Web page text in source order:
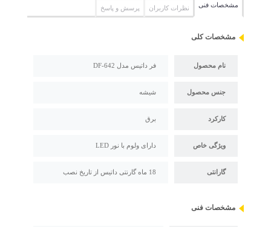
مشخصات فنی نظرات کاربران پرسش و پاسخ
مشخصات کلی
نام محصول فر داتیس مدل DF-642
جنس محصول شیشه
کارکرد برق
ویژگی خاص دارای ولوم با نور LED
گارانتی 18 ماه گارنتی داتیس از تاریخ نصب
مشخصات فنی